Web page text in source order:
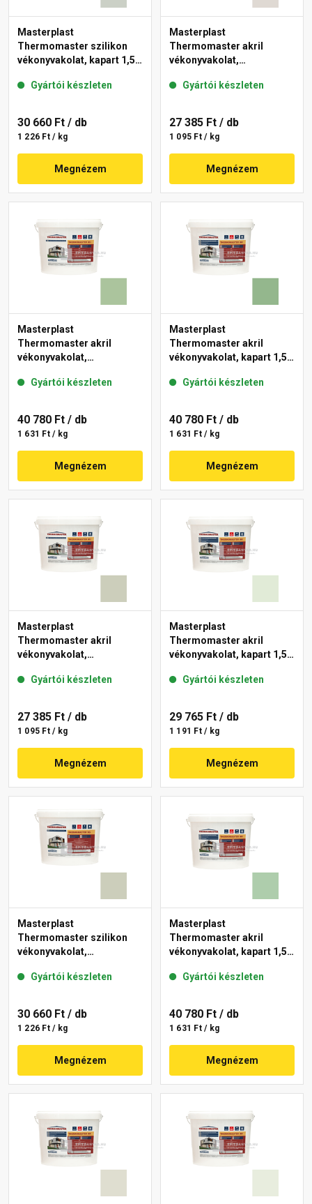
Masterplast
Thermomaster szilikon
vékonyvakolat, kapart 1,5
Gyártói készleten
30 660 Ft / db
1 226 Ft / kg
Megnézem
Masterplast
Thermomaster akril
vékonyvakolat,
45-E 25 kg
Gyártói készleten
27 385 Ft / db
1 095 Ft / kg
Megnézem
Masterplast
Thermomaster akril
vékonyvakolat,
41-C 25 kg
Gyártói készleten
40 780 Ft / db
1 631 Ft / kg
Megnézem
Masterplast
Thermomaster akril
vékonyvakolat, kapart 1,5
Gyártói készleten
40 780 Ft / db
1 631 Ft / kg
Megnézem
Masterplast
Thermomaster akril
vékonyvakolat,
42-D 25 kg
Gyártói készleten
27 385 Ft / db
1 095 Ft / kg
Megnézem
Masterplast
Thermomaster akril
vékonyvakolat, kapart 1,5
Gyártói készleten
29 765 Ft / db
1 191 Ft / kg
Megnézem
Masterplast
Thermomaster szilikon
vékonyvakolat,
42-D 25 kg
Gyártói készleten
30 660 Ft / db
1 226 Ft / kg
Megnézem
Masterplast
Thermomaster akril
vékonyvakolat, kapart 1,5
Gyártói készleten
40 780 Ft / db
1 631 Ft / kg
Megnézem